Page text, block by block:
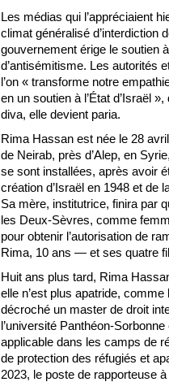
Les médias qui l’appréciaient
climat généralisé d’interdiction
gouvernement érige le soutien
d’antisémitisme. Les autorités
l’on « transforme notre
en un soutien à l’État d’Israël
diva, elle devient paria.
Rima Hassan est née le 28
de Neirab, près d’Alep, en
se sont installées, après avoir
création d’Israël en 1948 et de
Sa mère, institutrice, finira par
les Deux-Sèvres, comme
pour obtenir l’autorisation de
Rima, 10 ans — et ses quatre
Huit ans plus tard, Rima
elle n’est plus apatride,
décroché un master de droit
l’université Panthéon-
applicable dans les camps de
de protection des réfugiés et
2023, le poste de rapporteuse